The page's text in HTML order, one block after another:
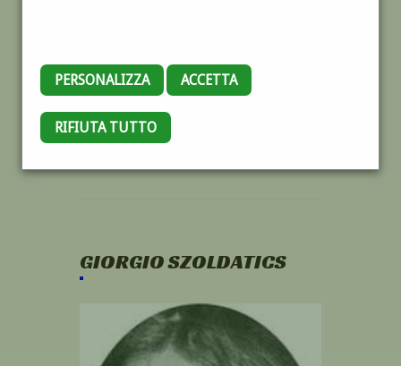
PERSONALIZZA ACCETTA
RIFIUTA TUTTO
GIORGIO SZOLDATICS